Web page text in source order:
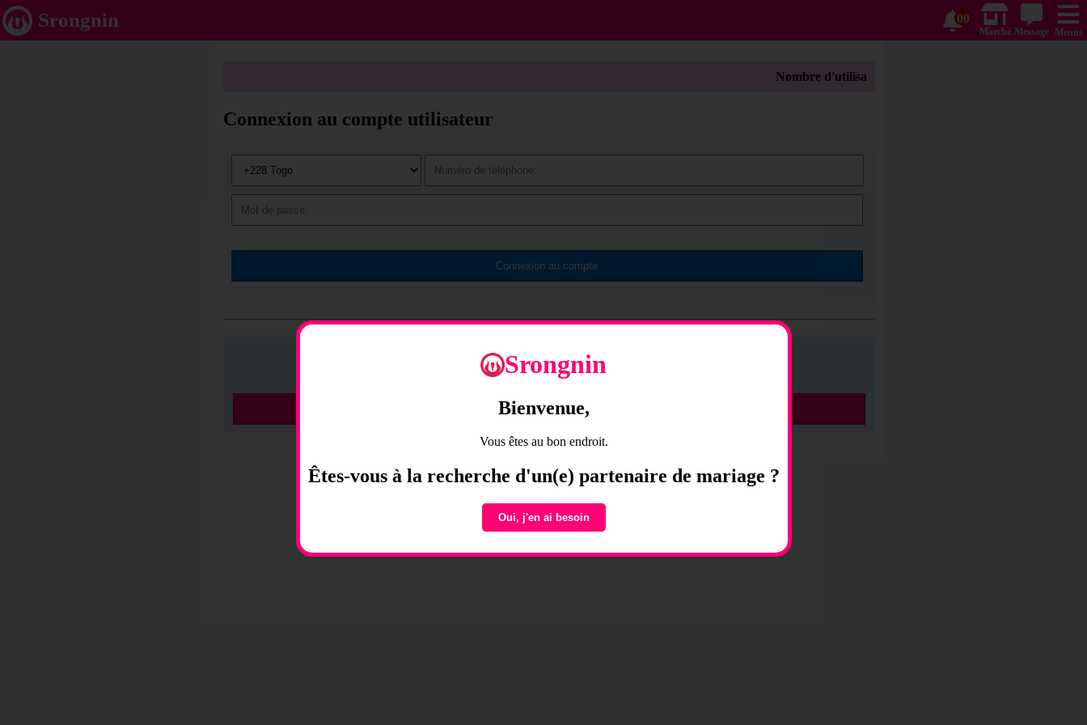
Srongnin 00
Marché Message Menus
Srongnin
Bienvenue,
Vous êtes au bon endroit.
Êtes-vous à la recherche d'un(e) partenaire de mariage ?
Oui, j'en ai besoin
Nombre d'utilisateurs par pays: Émirats arabes unis(2)
Connexion au compte utilisateur
Je n'ai pas encore de compte sur cette plateforme.